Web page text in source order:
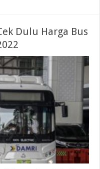
Dulu Harga Bus